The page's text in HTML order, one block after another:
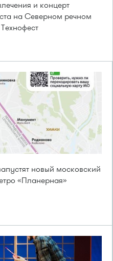
и концерт
на Северном речном
новый московский
«Планерная»